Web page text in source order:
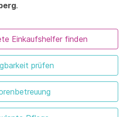
.
Einkaufshelfer finden
prüfen